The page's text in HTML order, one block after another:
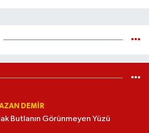
DEMİR
Butlanın Görünmeyen Yüzü